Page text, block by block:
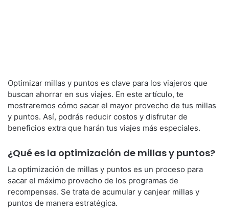
Optimizar millas y puntos es clave para los viajeros que
buscan ahorrar en sus viajes. En este artículo, te
mostraremos cómo sacar el mayor provecho de tus millas
y puntos. Así, podrás reducir costos y disfrutar de
beneficios extra que harán tus viajes más especiales.
¿Qué es la optimización de millas y puntos?
La optimización de millas y puntos es un proceso para
sacar el máximo provecho de los programas de
recompensas. Se trata de acumular y canjear millas y
puntos de manera estratégica.